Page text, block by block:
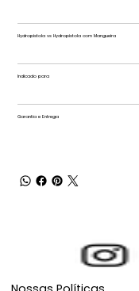
Hydropistola vs Hydropistola com Mangueira
Indicado para
Garantia e Entrega